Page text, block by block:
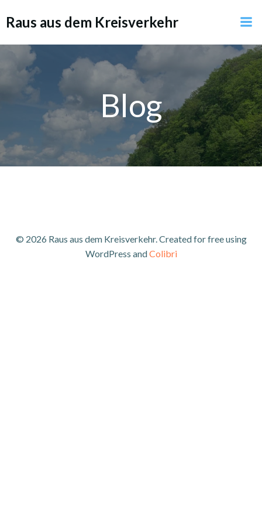
Inhalt
Raus aus dem Kreisverkehr
Blog
© 2026 Raus aus dem Kreisverkehr. Created for free using
WordPress andColibri